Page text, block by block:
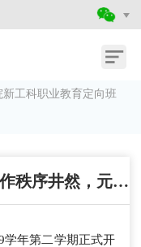
工科职业教育定向班
新学期 新风貌 | 新学期教学工作秩序井然，元气满满新征程
学年第二学期正式开